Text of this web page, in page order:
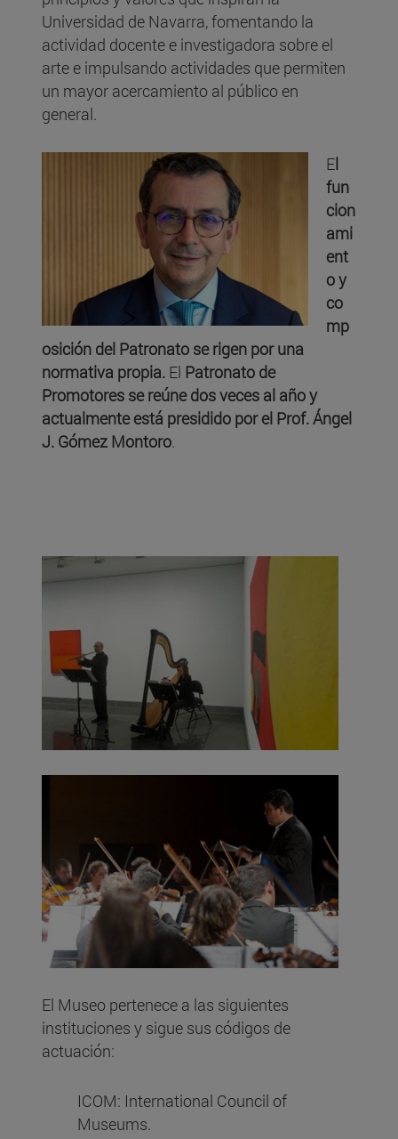
Universidad de Navarra, fomentando la
actividad docente e investigadora sobre el
arte e impulsando actividades que permiten
un mayor acercamiento al público en
general.
El
fun
cion
ami
ent
o y
co
mp
osición del Patronato se rigen por una
normativa propia. El Patronato de
Promotores se reúne dos veces al añoy
actualmente está presidido por el Prof. Ángel
J. Gómez Montoro.
El Museo pertenece a las siguientes
instituciones y sigue sus códigos de
actuación:
ICOM: International Council of
Museums.